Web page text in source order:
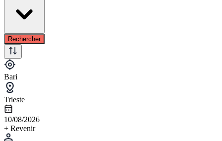
Rechercher
Bari
Trieste
10/08/2026
+ Revenir